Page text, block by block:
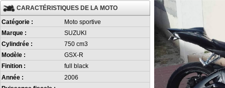
CARACTÉRISTIQUES DE LA MOTO
Catégorie :
Moto sportive
Marque :
SUZUKI
Cylindrée :
750 cm3
Modèle :
GSX-R
Finition :
full black
Année :
2006